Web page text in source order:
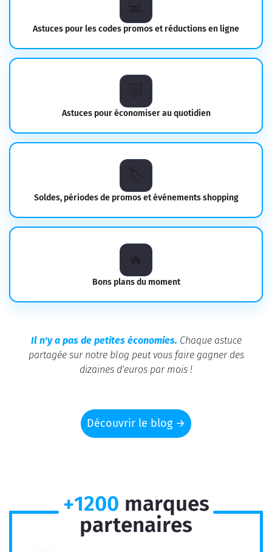
Astuces pour les codes promos et réductions en ligne
Astuces pour économiser au quotidien
Soldes, périodes de promos et événements shopping
Bons plans du moment
Il n'y a pas de petites économies. Chaque astuce
partagée sur notre blog peut vous faire gagner des
dizaines d'euros par mois !
Découvrir le blog →
+1200 marques
partenaires